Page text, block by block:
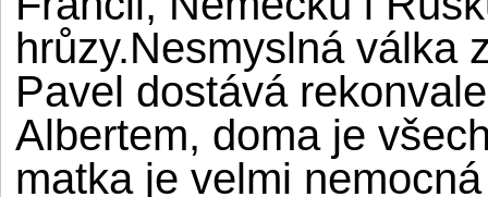
hrůzy.Nesmyslná válka
Pavel dostává
Albertem, doma je
matka je velmi